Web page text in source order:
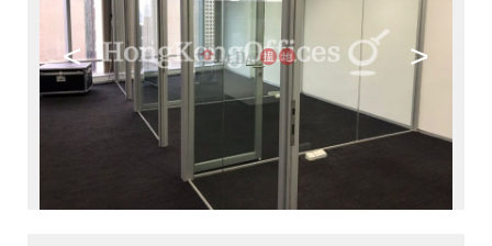
< >